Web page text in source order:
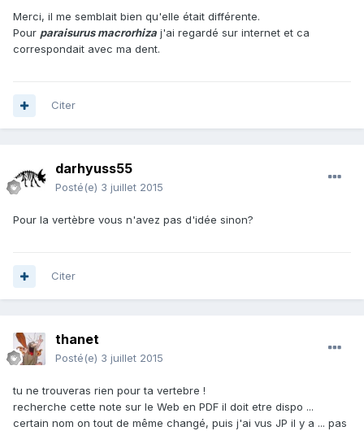
Merci, il me semblait bien qu'elle était différente.
Pour paraisurus macrorhiza j'ai regardé sur internet et ca
correspondait avec ma dent.
Citer
darhyuss55
Posté(e) 3 juillet 2015
Pour la vertèbre vous n'avez pas d'idée sinon?
Citer
thanet
Posté(e) 3 juillet 2015
tu ne trouveras rien pour ta vertebre !
recherche cette note sur le Web en PDF il doit etre dispo ...
certain nom on tout de même changé, puis j'ai vus JP il y a ... pas